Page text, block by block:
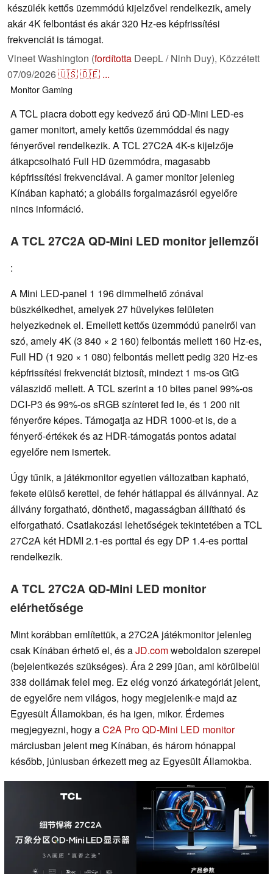
készülék kettős üzemmódú kijelzővel rendelkezik, amely
akár 4K felbontást és akár 320 Hz-es képfrissítési
frekvenciát is támogat.
Vineet Washington (fordította DeepL / Ninh Duy), Közzétett
07/09/2026🇺🇸🇩🇪 ...
MonitorGaming
A TCL piacra dobott egy kedvező árú QD-Mini LED-es
gamer monitort, amely kettős üzemmóddal és nagy
fényerővel rendelkezik. A TCL 27C2A 4K-s kijelzője
átkapcsolható Full HD üzemmódra, magasabb
képfrissítési frekvenciával. A gamer monitor jelenleg
Kínában kapható; a globális forgalmazásról egyelőre
nincs információ.
A TCL 27C2A QD-Mini LED monitor jellemzői
:
A Mini LED-panel 1 196 dimmelhető zónával
büszkélkedhet, amelyek 27 hüvelykes felületen
helyezkednek el. Emellett kettős üzemmódú panelről van
szó, amely 4K (3 840 × 2 160) felbontás mellett 160 Hz-es,
Full HD (1 920 × 1 080) felbontás mellett pedig 320 Hz-es
képfrissítési frekvenciát biztosít, mindezt 1 ms-os GtG
válaszidő mellett. A TCL szerint a 10 bites panel 99%-os
DCI-P3 és 99%-os sRGB színteret fed le, és 1 200 nit
fényerőre képes. Támogatja az HDR 1000-et is, de a
fényerő-értékek és az HDR-támogatás pontos adatai
egyelőre nem ismertek.
Úgy tűnik, a játékmonitor egyetlen változatban kapható,
fekete elülső kerettel, de fehér hátlappal és állvánnyal. Az
állvány forgatható, dönthető, magasságban állítható és
elforgatható. Csatlakozási lehetőségek tekintetében a TCL
27C2A két HDMI 2.1-es porttal és egy DP 1.4-es porttal
rendelkezik.
A TCL 27C2A QD-Mini LED monitor
elérhetősége
Mint korábban említettük, a 27C2A játékmonitor jelenleg
csak Kínában érhető el, és aJD.comweboldalon szerepel
(bejelentkezés szükséges). Ára 2 299 jüan, ami körülbelül
338 dollárnak felel meg. Ez elég vonzó árkategóriát jelent,
de egyelőre nem világos, hogy megjelenik-e majd az
Egyesült Államokban, és ha igen, mikor. Érdemes
megjegyezni, hogy aC2A Pro QD-Mini LED monitor
márciusban jelent meg Kínában, és három hónappal
később, júniusban érkezett meg az Egyesült Államokba.